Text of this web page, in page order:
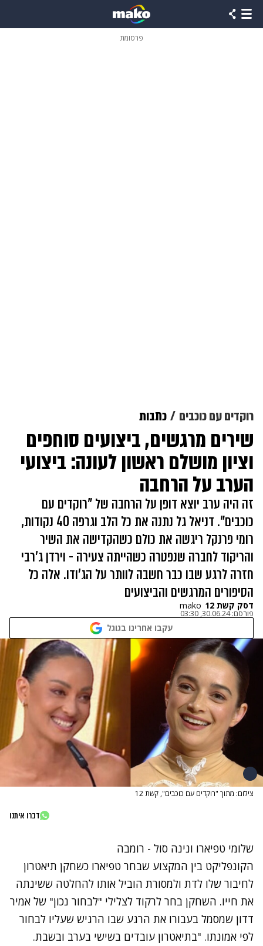
פרסומת
רוקדים עם כוכבים כתבות
שירים מרגשים, ביצועים סוחפים
וציון מושלם ראשון לעונה: ביצועי
הערב על הרחבה
זה היה ערב יוצא דופן על הרחבה של "רוקדים עם
כוכבים". דניאל גל נתנה את כל הלב וגרפה 40 נקודות,
רומי פרנקל ריגשה את כולם כשהקדישה את השיר
והריקוד לחברה שנפטרה כשהייתה צעירה - וירדן ג'רבי
חזרה לרגע שבו כבר חשבה לוותר על הג'ודו. אלה כל
הסיפורים המרגשים והביצועים
דסק קשת 12 mako
פורסם:30.06.24, 03:30
עקבו אחרינו בגוגל
צילום: מתוך "רוקדים עם כוכבים", קשת 12
דברו איתנו
שלומי טפיארו ונינה סול - רומבה
הקונפליקט בין המקצוע שבחר טפיארו כשחקן תיאטרון
לחיבור שלו לדת ולמסורת הוביל אותו להחלטה ששינתה
את חייו. השחקן בחר לרקוד לצלילי "לבחור נכון" של אמיר
דדון שמסמל בעבורו את הרגע שבו הרגיש שעליו לבחור
לפי אמונתו. "בתיאטרון עובדים בשישי בערב ובשבת.